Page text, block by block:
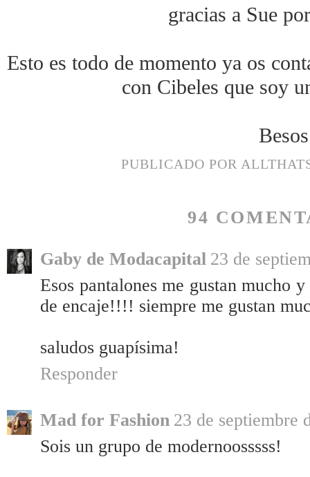
gracias a Sue
Esto es todo de momento ya os
con Cibeles que soy
Besos
PUBLICADO POR
94
Gaby de Modacapital 23 de
Esos pantalones me gustan mucho
de encaje!!!! siempre me gustan
saludos guapísima!
Responder
Mad for Fashion 23 de septiembre
Sois un grupo de modernoosssss!